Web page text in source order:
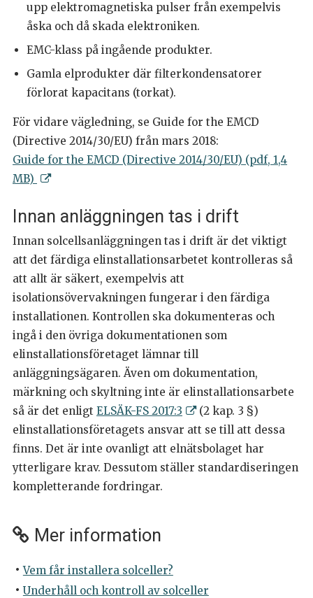
upp elektromagnetiska pulser från exempelvis
åska och då skada elektroniken.
EMC-klass på ingående produkter.
Gamla elprodukter där filterkondensatorer
förlorat kapacitans (torkat).
För vidare vägledning, se Guide for the EMCD
(Directive 2014/30/EU) från mars 2018:
Guide for the EMCD (Directive 2014/30/EU) (pdf, 1,4
MB)
Innan anläggningen tas i drift
Innan solcellsanläggningen tas i drift är det viktigt
att det färdiga elinstallationsarbetet kontrolleras så
att allt är säkert, exempelvis att
isolationsövervakningen fungerar i den färdiga
installationen. Kontrollen ska dokumenteras och
ingå i den övriga dokumentationen som
elinstallationsföretaget lämnar till
anläggningsägaren. Även om dokumentation,
märkning och skyltning inte är elinstallationsarbete
så är det enligt ELSÄK-FS 2017:3
(2 kap. 3 §)
elinstallationsföretagets ansvar att se till att dessa
finns. Det är inte ovanligt att elnätsbolaget har
ytterligare krav. Dessutom ställer standardiseringen
kompletterande fordringar.
Mer information
Vem får installera solceller?
Underhåll och kontroll av solceller